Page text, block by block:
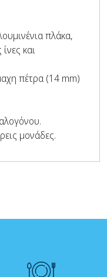
πλάκα,
και
πέτρα (14 mm)
μονάδες.